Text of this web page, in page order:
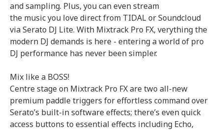
and sampling. Plus, you can even stream
the music you love direct from TIDAL or Soundcloud
via Serato DJ Lite. With Mixtrack Pro FX, verything the
modern DJ demands is here - entering a world of pro
DJ performance has never been simpler.
Mix like a BOSS!
Centre stage on Mixtrack Pro FX are two all-new
premium paddle triggers for effortless command over
Serato’s built-in software effects; there’s even quick
access buttons to essential effects including Echo,